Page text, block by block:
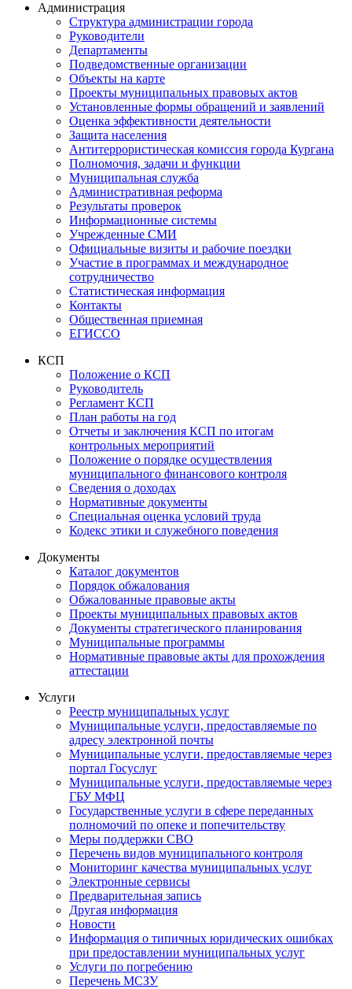
Администрация
Структура администрации города
Руководители
Департаменты
Подведомственные организации
Объекты на карте
Проекты муниципальных правовых актов
Установленные формы обращений и заявлений
Оценка эффективности деятельности
Защита населения
Антитеррористическая комиссия города Кургана
Полномочия, задачи и функции
Муниципальная служба
Административная реформа
Результаты проверок
Информационные системы
Учрежденные СМИ
Официальные визиты и рабочие поездки
Участие в программах и международное
сотрудничество
Статистическая информация
Контакты
Общественная приемная
ЕГИССО
КСП
Положение о КСП
Руководитель
Регламент КСП
План работы на год
Отчеты и заключения КСП по итогам
контрольных мероприятий
Положение о порядке осуществления
муниципального финансового контроля
Сведения о доходах
Нормативные документы
Специальная оценка условий труда
Кодекс этики и служебного поведения
Документы
Каталог документов
Порядок обжалования
Обжалованные правовые акты
Проекты муниципальных правовых актов
Документы стратегического планирования
Муниципальные программы
Нормативные правовые акты для прохождения
аттестации
Услуги
Реестр муниципальных услуг
Муниципальные услуги, предоставляемые по
адресу электронной почты
Муниципальные услуги, предоставляемые через
портал Госуслуг
Муниципальные услуги, предоставляемые через
ГБУ МФЦ
Государственные услуги в сфере переданных
полномочий по опеке и попечительству
Меры поддержки СВО
Перечень видов муниципального контроля
Мониторинг качества муниципальных услуг
Электронные сервисы
Предварительная запись
Другая информация
Новости
Информация о типичных юридических ошибках
при предоставлении муниципальных услуг
Услуги по погребению
Перечень МСЗУ